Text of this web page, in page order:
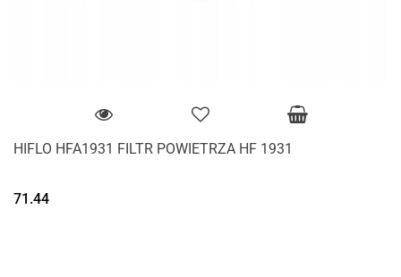
HIFLO HFA1931 FILTR POWIETRZA HF 1931
71.44